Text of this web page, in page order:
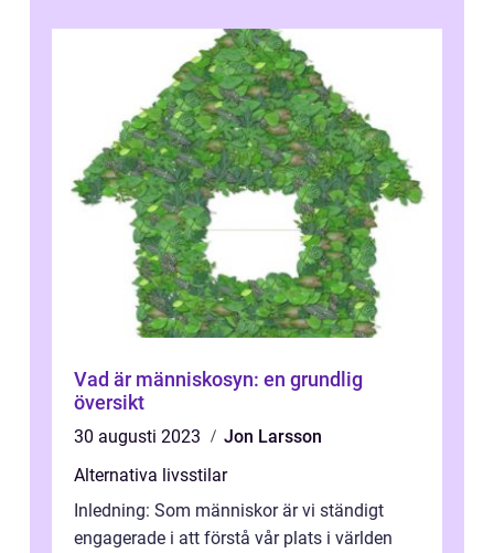
Vad är människosyn: en grundlig
översikt
30 augusti 2023
Jon Larsson
Alternativa livsstilar
Inledning: Som människor är vi ständigt
engagerade i att förstå vår plats i världen